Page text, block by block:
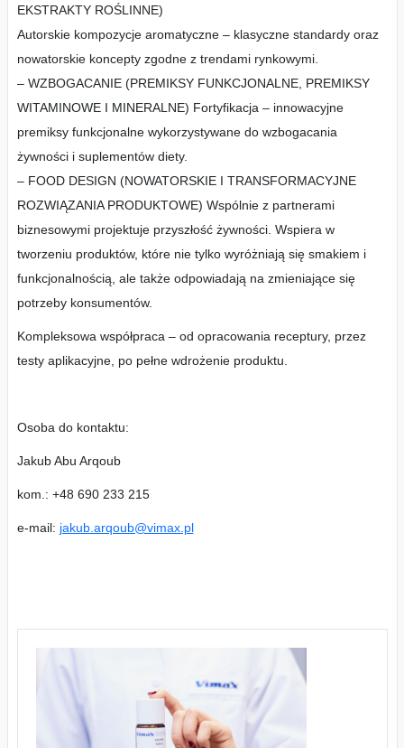
EKSTRAKTY ROŚLINNE)
Autorskie kompozycje aromatyczne – klasyczne standardy oraz
nowatorskie koncepty zgodne z trendami rynkowymi.
– WZBOGACANIE (PREMIKSY FUNKCJONALNE, PREMIKSY
WITAMINOWE I MINERALNE) Fortyfikacja – innowacyjne
premiksy funkcjonalne wykorzystywane do wzbogacania
żywności i suplementów diety.
– FOOD DESIGN (NOWATORSKIE I TRANSFORMACYJNE
ROZWIĄZANIA PRODUKTOWE) Wspólnie z partnerami
biznesowymi projektuje przyszłość żywności. Wspiera w
tworzeniu produktów, które nie tylko wyróżniają się smakiem i
funkcjonalnością, ale także odpowiadają na zmieniające się
potrzeby konsumentów.
Kompleksowa współpraca – od opracowania receptury, przez
testy aplikacyjne, po pełne wdrożenie produktu.
Osoba do kontaktu:
Jakub Abu Arqoub
kom.: +48 690 233 215
e-mail: jakub.arqoub@vimax.pl